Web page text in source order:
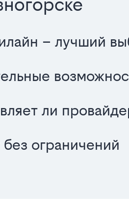
– лучший
ли
ограничений